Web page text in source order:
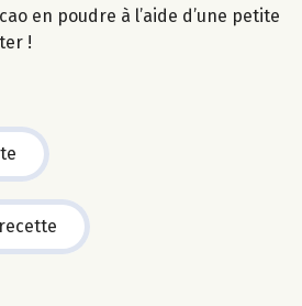
en poudre à l’aide d’une petite
!